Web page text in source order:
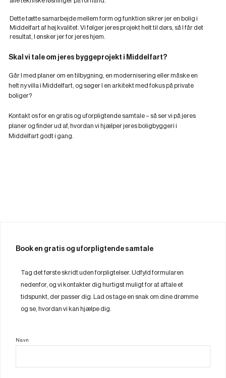
Dette tætte samarbejde mellem form og funktion sikrer jer en bolig i
Middelfart af høj kvalitet. Vi følger jeres projekt helt til dørs, så I får det
resultat, I ønsker jer for jeres hjem.
Skal vi tale om jeres byggeprojekt i Middelfart?
Går I med planer om en tilbygning, en modernisering eller måske en
helt ny villa i Middelfart, og søger I en arkitekt med fokus på private
boliger?
Kontakt os for en gratis og uforpligtende samtale – så ser vi på jeres
planer og finder ud af, hvordan vi hjælper jeres boligbyggeri i
Middelfart godt i gang.
Book en gratis og uforpligtende samtale
Tag det første skridt uden forpligtelser. Udfyld formularen
nedenfor, og vi kontakter dig hurtigst muligt for at aftale et
tidspunkt, der passer dig. Lad os tage en snak om dine drømme
og se, hvordan vi kan hjælpe dig.
Navn